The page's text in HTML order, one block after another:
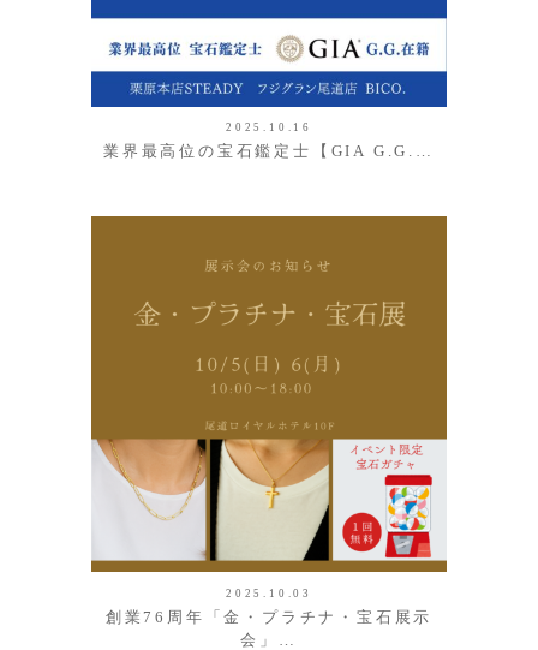
2025.10.16
業界最高位の宝石鑑定士【GIA G.G.…
2025.10.03
創業76周年「金・プラチナ・宝石展示
会」…